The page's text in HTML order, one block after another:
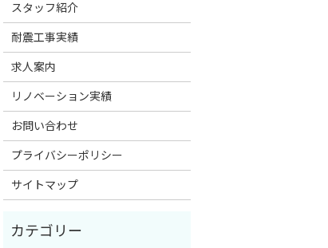
スタッフ紹介
耐震工事実績
求人案内
リノベーション実績
お問い合わせ
プライバシーポリシー
サイトマップ